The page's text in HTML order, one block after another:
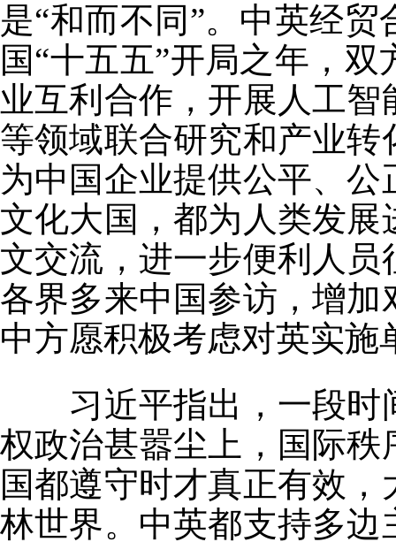
是“和而不同”。中英经
国“十五五”开局之年，
业互利合作，开展人工
等领域联合研究和产业
为中国企业提供公平、
文化大国，都为人类发
文交流，进一步便利人
各界多来中国参访，增
中方愿积极考虑对英实施
习近平指出，一段时
权政治甚嚣尘上，国际
国都遵守时才真正有效
林世界。中英都支持多